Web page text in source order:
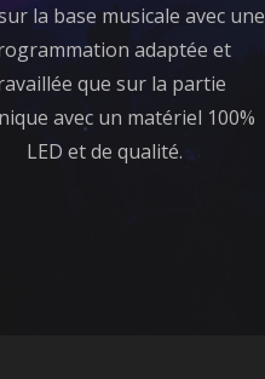
la base musicale avec une
adaptée et
que sur la partie
avec un matériel 100%
LED et de qualité.